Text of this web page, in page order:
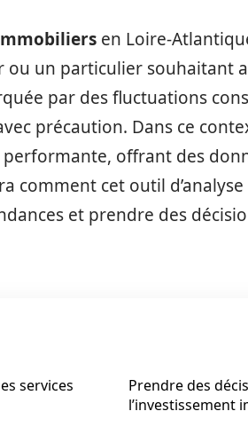
en Loire-
ou un particulier souhaitant
par des fluctuations
précaution. Dans ce
offrant des
comment cet outil
et prendre des
services
Prendre des
l’investissement